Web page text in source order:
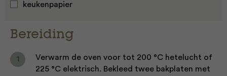
keukenpapier
Bereiding
Verwarm de oven voor tot 200 °C hetelucht of
225 °C elektrisch. Bekleed twee bakplaten met